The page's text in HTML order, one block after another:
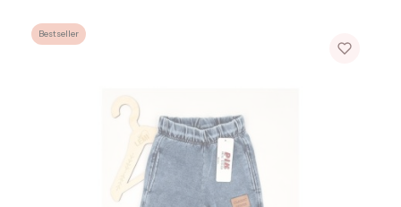
Bestseller